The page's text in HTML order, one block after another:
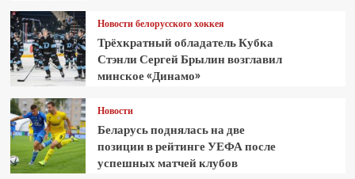
Новости белорусского хоккея
Трёхкратный обладатель Кубка
Стэнли Сергей Брылин возглавил
минское «Динамо»
Новости
Беларусь поднялась на две
позиции в рейтинге УЕФА после
успешных матчей клубов